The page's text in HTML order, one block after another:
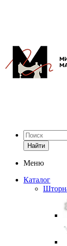
Найти
Меню
Каталог